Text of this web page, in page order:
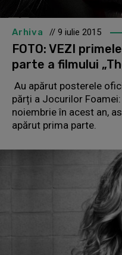
Arhiva // 9 iulie 2015
FOTO: VEZI
parte a filmului
Au apărut posterele
părți a Jocurilor
noiembrie în acest an,
apărut prima parte.